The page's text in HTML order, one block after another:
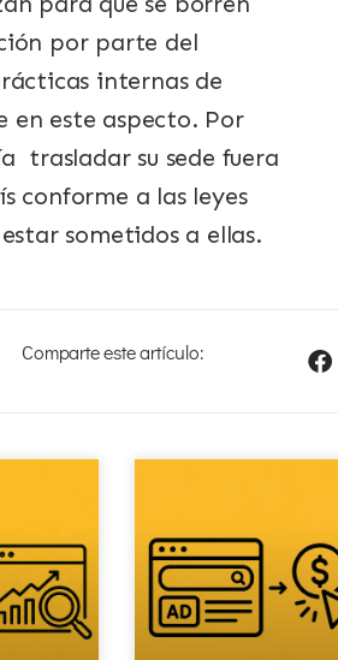
por parte del
internas de
en este aspecto. Por
trasladar su sede fuera
conforme a las leyes
sometidos a ellas.
Comparte este artículo: